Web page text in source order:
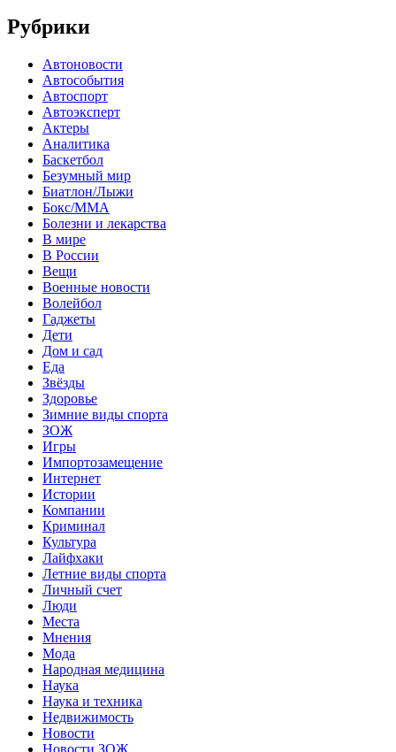
Рубрики
Автоновости
Автособытия
Автоспорт
Автоэксперт
Актеры
Аналитика
Баскетбол
Безумный мир
Биатлон/Лыжи
Бокс/MMA
Болезни и лекарства
В мире
В России
Вещи
Военные новости
Волейбол
Гаджеты
Дети
Дом и сад
Еда
Звёзды
Здоровье
Зимние виды спорта
ЗОЖ
Игры
Импортозамещение
Интернет
Истории
Компании
Криминал
Культура
Лайфхаки
Летние виды спорта
Личный счет
Люди
Места
Мнения
Мода
Народная медицина
Наука
Наука и техника
Недвижимость
Новости
Новости ЗОЖ